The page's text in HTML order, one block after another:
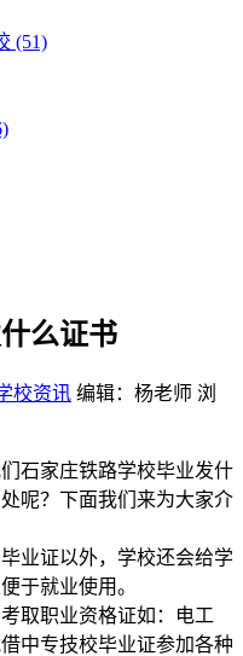
(51)
么证书
校资讯 编辑：杨老师 浏
石家庄铁路学校毕业发什
呢？下面我们来为大家介
业证以外，学校还会给学
于就业使用。
取职业资格证如：电工
中专技校毕业证参加各种